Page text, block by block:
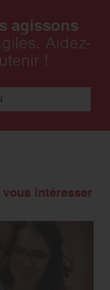
agissons
Aidez-
!
intéresser